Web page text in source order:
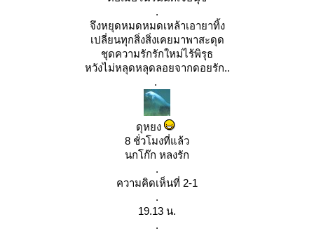
.
จึงหยุดหมดหมดเหล้าเอายาทิ้ง
เปลี่ยนทุกสิ่งสิ่งเคยมาพาสะดุด
ชุดความรักรักใหม่ไร้พิรุธ
หวังไม่หลุดหลุดลอยจากดอยรัก..
.
ดุหยง
8 ชั่วโมงที่แล้ว
นกโก๊ก หลงรัก
.
ความคิดเห็นที่ 2-1
.
19.13 น.
.